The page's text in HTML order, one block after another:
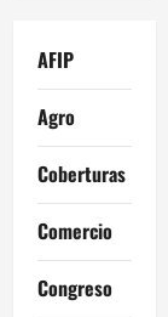
AFIP
Agro
Coberturas
Comercio
Congreso